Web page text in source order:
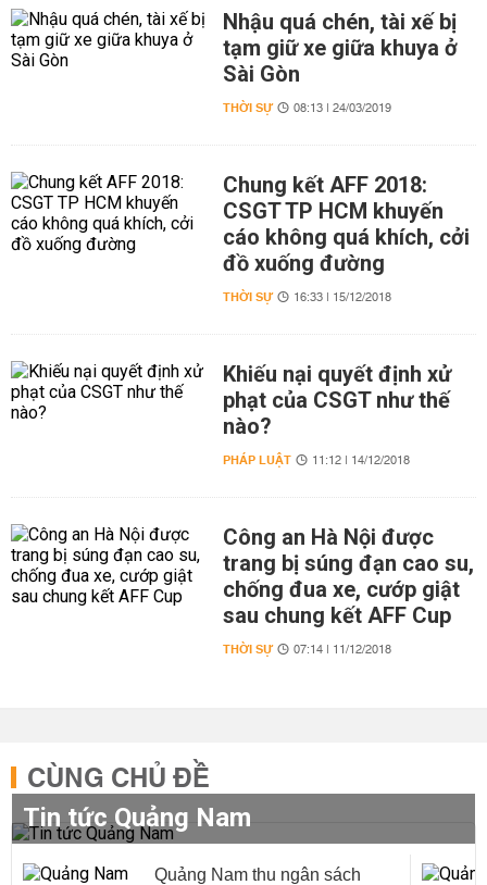
Nhậu quá chén, tài xế bị
tạm giữ xe giữa khuya ở
Sài Gòn
THỜI SỰ 08:13 | 24/03/2019
Chung kết AFF 2018:
CSGT TP HCM khuyến
cáo không quá khích, cởi
đồ xuống đường
THỜI SỰ 16:33 | 15/12/2018
Khiếu nại quyết định xử
phạt của CSGT như thế
nào?
PHÁP LUẬT 11:12 | 14/12/2018
Công an Hà Nội được
trang bị súng đạn cao su,
chống đua xe, cướp giật
sau chung kết AFF Cup
THỜI SỰ 07:14 | 11/12/2018
CÙNG CHỦ ĐỀ
Tin tức Quảng Nam
Quảng Nam thu ngân sách